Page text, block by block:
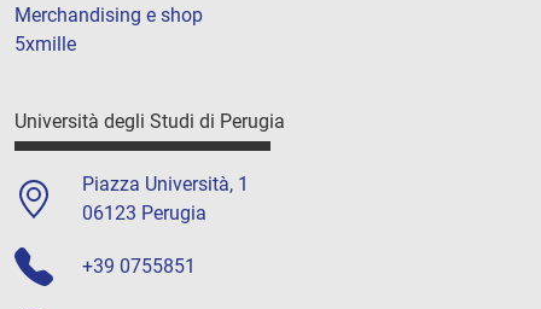
Merchandising e shop
5xmille
Università degli Studi di Perugia
Piazza Università, 1
06123 Perugia
+39 0755851